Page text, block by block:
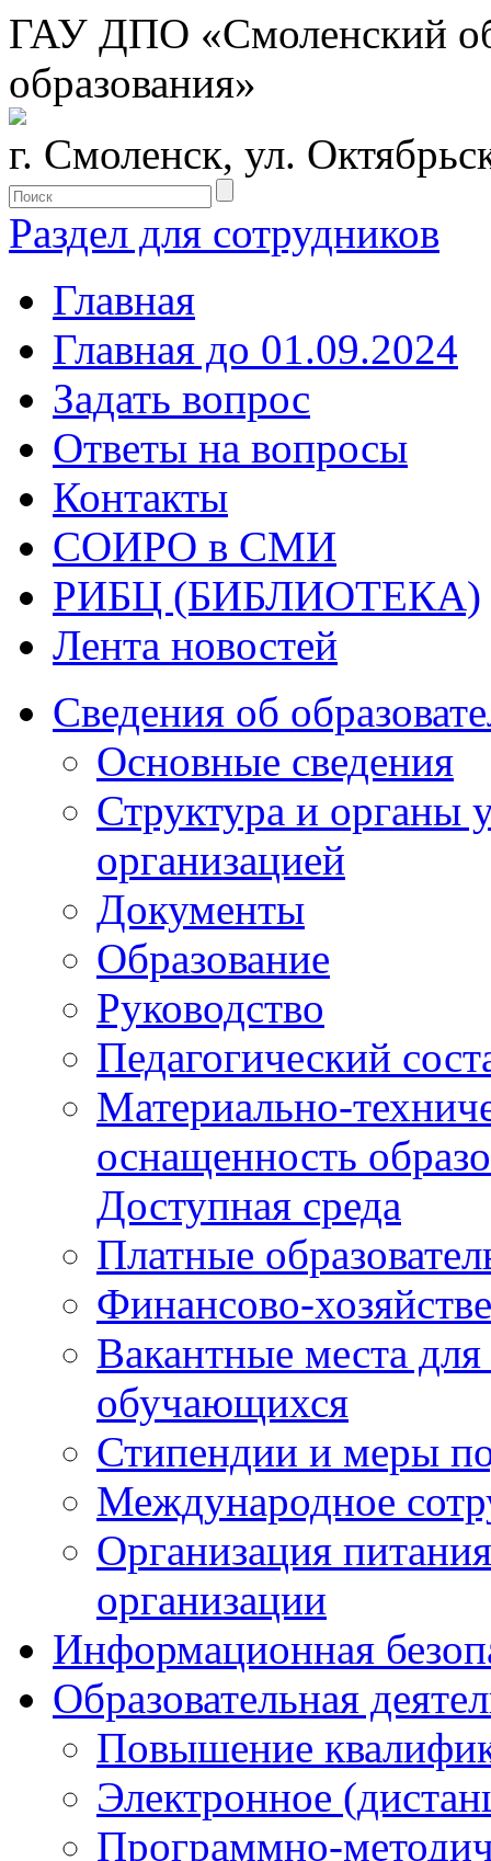
ГАУ ДПО «Смоленский
образования»
г. Смоленск, ул.
Раздел для сотрудников
Главная
Главная до 01.09.2024
Задать вопрос
Ответы на вопросы
Контакты
СОИРО в СМИ
РИБЦ (БИБЛИОТЕКА)
Лента новостей
Сведения об
Основные сведения
Структура и органы
организацией
Документы
Образование
Руководство
Педагогический
Материально-
оснащенность
Доступная среда
Платные
Финансово-
Вакантные места
обучающихся
Стипендии и меры
Международное
Организация
организации
Информационная
Образовательная
Повышение
Электронное
Программно-